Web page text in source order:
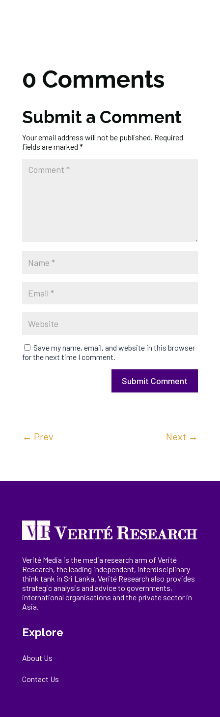
0 Comments
Submit a Comment
Your email address will not be published. Required
fields are marked *
Save my name, email, and website in this browser
for the next time I comment.
Submit Comment
← Prev Next →
Verité Media is the media research arm of Verité
Research, theleading independent, interdisciplinary
think tank in Sri Lanka. Verité Research also provides
strategic analysis and advice to governments,
international organisations and the private sector in
Asia.
Explore
About Us
Contact Us